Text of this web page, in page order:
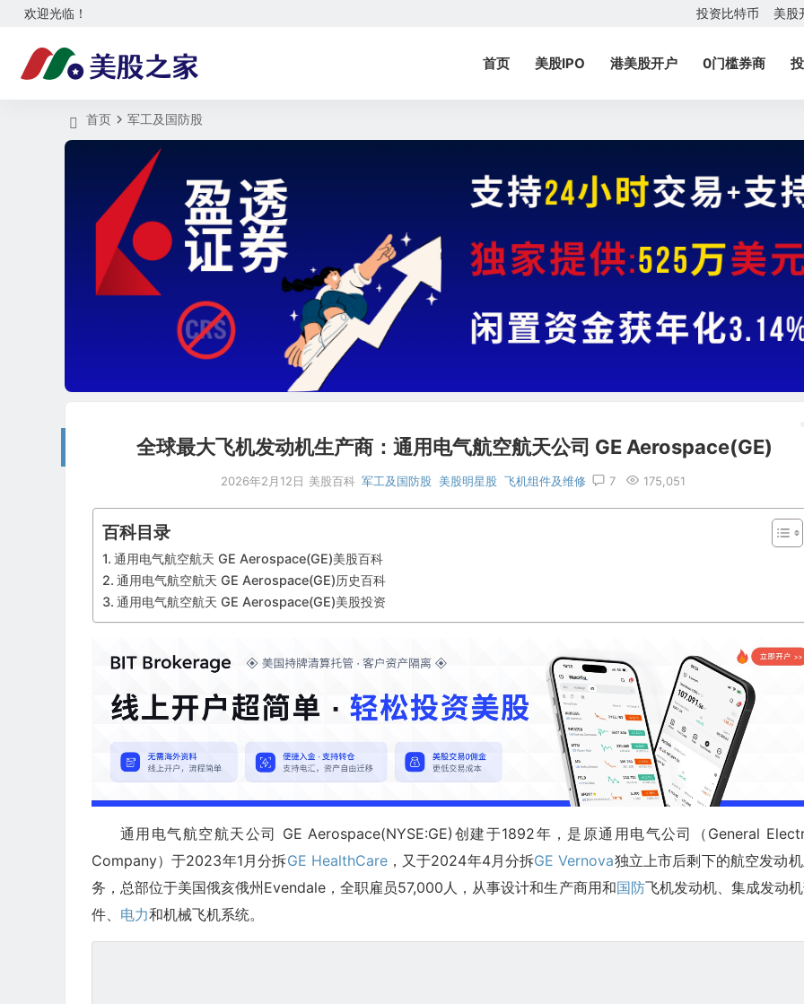
欢迎光临！ 投资比特币 美股
首页 美股IPO 港美股开户 0门槛券商
首页 军工及国防股
全球最大飞机发动机生产商：通用电气航空航天公司 GE Aerospace(GE)
2026年2月12日 美股百科 军工及国防股 美股明星股 飞机组件及维修 7 175,051
百科目录
通用电气航空航天 GE Aerospace(GE)美股百科
通用电气航空航天 GE Aerospace(GE)历史百科
通用电气航空航天 GE Aerospace(GE)美股投资
通用电气航空航天公司 GE Aerospace(NYSE:GE)创建于1892年，是原通用电气公司（General
Company）于2023年1月分拆GE HealthCare，又于2024年4月分拆GE Vernova独立上市后剩下的航空发动
务，总部位于美国俄亥俄州Evendale，全职雇员57,000人，从事设计和生产商用和国防飞机发动机、集成发动
件、 电力和机械飞机系统。